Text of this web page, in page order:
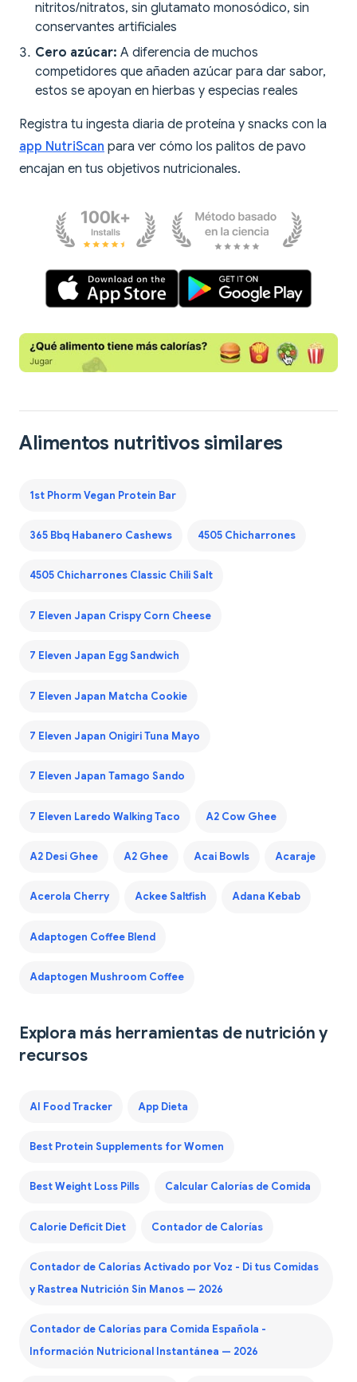
nitritos/nitratos, sin glutamato monosódico, sin
conservantes artificiales
Cero azúcar: A diferencia de muchos
competidores que añaden azúcar para dar sabor,
estos se apoyan en hierbas y especias reales
Registra tu ingesta diaria de proteína y snacks con la
app NutriScan para ver cómo los palitos de pavo
encajan en tus objetivos nutricionales.
Alimentos nutritivos similares
1st Phorm Vegan Protein Bar
365 Bbq Habanero Cashews 4505 Chicharrones
4505 Chicharrones Classic Chili Salt
7 Eleven Japan Crispy Corn Cheese
7 Eleven Japan Egg Sandwich
7 Eleven Japan Matcha Cookie
7 Eleven Japan Onigiri Tuna Mayo
7 Eleven Japan Tamago Sando
7 Eleven Laredo Walking Taco A2 Cow Ghee
A2 Desi Ghee A2 Ghee Acai Bowls Acaraje
Acerola Cherry Ackee Saltfish Adana Kebab
Adaptogen Coffee Blend
Adaptogen Mushroom Coffee
Explora más herramientas de nutrición y
recursos
AI Food Tracker App Dieta
Best Protein Supplements for Women
Best Weight Loss Pills Calcular Calorías de Comida
Calorie Deficit Diet Contador de Calorías
Contador de Calorías Activado por Voz - Di tus Comidas
y Rastrea Nutrición Sin Manos — 2026
Contador de Calorías para Comida Española -
Información Nutricional Instantánea — 2026